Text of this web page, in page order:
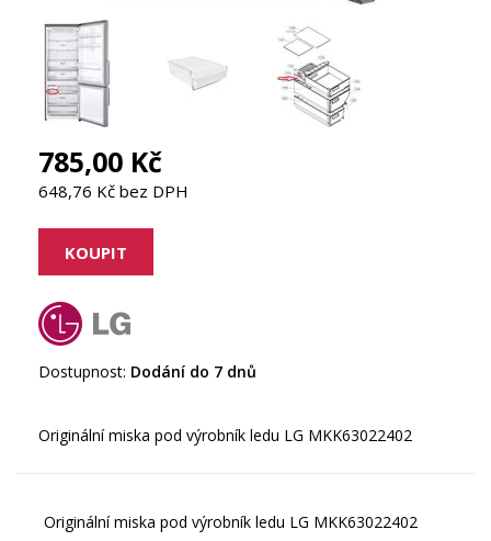
785,00 Kč
648,76 Kč bez DPH
Dostupnost: Dodání do 7 dnů
Originální miska pod výrobník ledu LG MKK63022402